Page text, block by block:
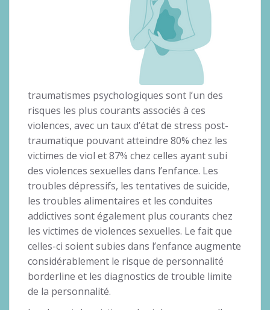
traumatismes psychologiques sont l’un des
risques les plus courants associés à ces
violences, avec un taux d’état de stress post-
traumatique pouvant atteindre 80% chez les
victimes de viol et 87% chez celles ayant subi
des violences sexuelles dans l’enfance. Les
troubles dépressifs, les tentatives de suicide,
les troubles alimentaires et les conduites
addictives sont également plus courants chez
les victimes de violences sexuelles. Le fait que
celles-ci soient subies dans l’enfance augmente
considérablement le risque de personnalité
borderline et les diagnostics de trouble limite
de la personnalité.